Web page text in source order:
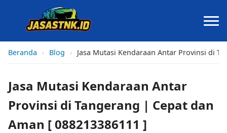
Beranda › Blog › Jasa Mutasi Kendaraan Antar Provinsi di
Jasa Mutasi Kendaraan Antar
Provinsi di Tangerang | Cepat dan
Aman [ 088213386111 ]